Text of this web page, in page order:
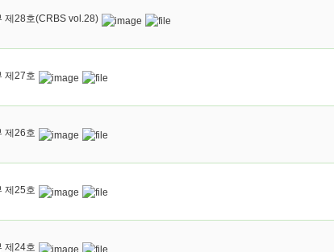
제28호(CRBS vol.28)
제27호
제26호
제25호
제24호